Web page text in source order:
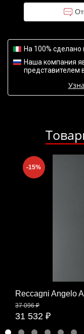
На 100% сделано
Наша компания
представителем
-15%
Reccagni Angelo
37 096 ₽
31 532 ₽